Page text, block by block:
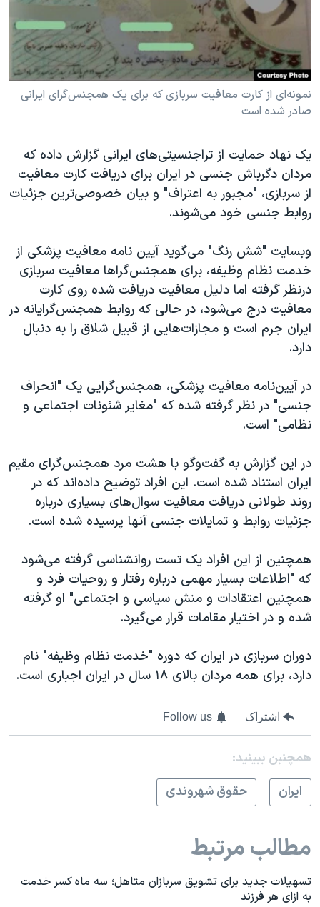
فرهنگ و زندگی
حقوق شهروندی
اقتصادی
علم و فناوری
اسرائیل در جنگ
آرشیو پخش زنده
مستندها
انتخابات ریاست جمهوری آمریکا ۲۰۲۴
حمله جمهوری اسلامی به اسرائیل
رمز مهسا
ورزش زنان در ایران
مجموعه مستندهای دادخواهی
تریبونال مردمی آبان ۹۸
دادگاه حمید نوری
چهل سال گروگان‌گیری
قانون شفافیت دارائی کادر رهبری ایران
اعتراضات مردمی آبان ۹۸
اسرائیل در جنگ
نرگس محمدی برنده جایزه نوبل صلح
صفحه‌های ویژه
سفر پرزیدنت ترامپ به چین
دنبال کنید
زبانهای مختلف
نمونه‌ای از کارت معافیت سربازی که برای یک همجنس‌گرای ایرانی
صادر شده است
یک نهاد حمایت از تراجنسیتی‌های ایرانی گزارش داده که
مردان دگرباش جنسی در ایران برای دریافت کارت معافیت
از سربازی، "مجبور به اعتراف" و بیان خصوصی‌ترین جزئیات
روابط جنسی خود می‌شوند.
وبسایت "شش رنگ" می‌گوید آیین نامه معافیت پزشکی از
خدمت نظام وظیفه، برای همجنس‌گراها معافیت سربازی
درنظر گرفته اما دلیل معافیت دریافت شده روی کارت
معافیت درج می‌شود، در حالی که روابط همجنس‌گرایانه در
ایران جرم است و مجازات‌هایی از قبیل شلاق را به دنبال
دارد.
در آیین‌نامه معافیت پزشکی، همجنس‌گرایی یک "انحراف
جنسی" در نظر گرفته شده که "مغایر شئونات اجتماعی و
نظامی" است.
در این گزارش به گفت‌وگو با هشت مرد همجنس‌گرای مقیم
ایران استناد شده است. این افراد توضیح داده‌اند که در
روند طولانی دریافت معافیت سوال‌های بسیاری درباره
جزئیات روابط و تمایلات جنسی آنها پرسیده شده است.
همچنین از این افراد یک تست روانشناسی‌ گرفته می‌شود
که "اطلاعات بسیار مهمی درباره رفتار و روحیات فرد و
همچنین اعتقادات و منش سیاسی و اجتماعی" او گرفته
شده و در اختیار مقامات قرار می‌گیرد.
دوران سربازی در ایران که دوره "خدمت نظام وظیفه" نام
دارد، برای همه مردان بالای ۱۸ سال در ایران اجباری است.
اشتراک Follow us
همچنبن ببینید:
ايران
حقوق شهروندی
مطالب مرتبط
تسهیلات جدید برای تشویق سربازان متاهل؛ سه ماه کسر خدمت
به ازای هر فرزند